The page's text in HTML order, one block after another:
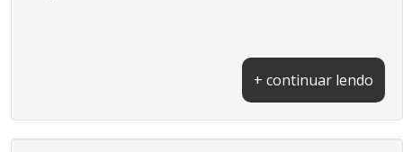
+ continuar lendo